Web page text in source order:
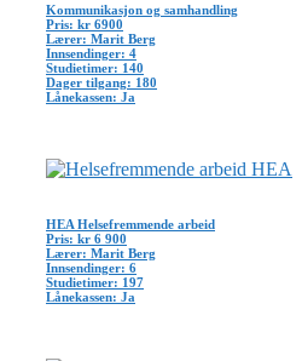
Kommunikasjon og samhandling
Pris: kr 6900
Lærer: Marit Berg
Innsendinger: 4
Studietimer: 140
Dager tilgang: 180
Lånekassen: Ja
HEA Helsefremmende arbeid
Pris: kr 6 900
Lærer: Marit Berg
Innsendinger: 6
Studietimer: 197
Lånekassen: Ja